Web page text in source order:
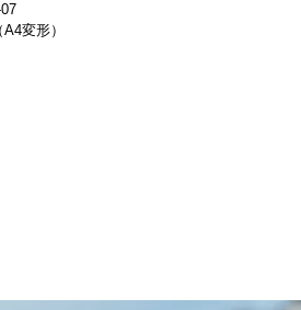
変形）